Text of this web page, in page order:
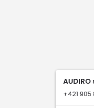
+421 905